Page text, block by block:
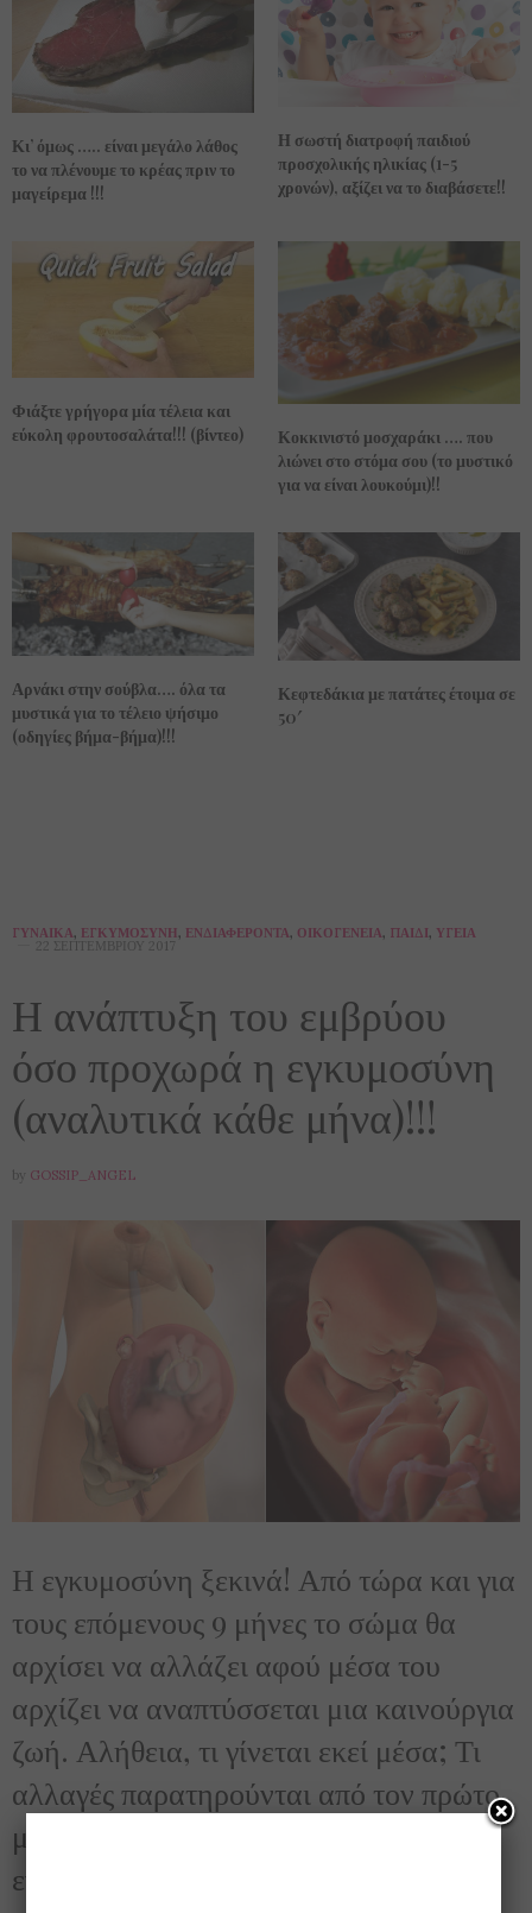
Κι’ όμως ….. είναι μεγάλο λάθος
το να πλένουμε το κρέας πριν το
μαγείρεμα !!!
Η σωστή διατροφή παιδιού
προσχολικής ηλικίας (1-5
χρονών), αξίζει να το διαβάσετε!!
Φιάξτε γρήγορα μία τέλεια και
εύκολη φρουτοσαλάτα!!! (βίντεο)
Κοκκινιστό μοσχαράκι …. που
λιώνει στο στόμα σου (το μυστικό
για να είναι λουκούμι)!!
Αρνάκι στην σούβλα…. όλα τα
μυστικά για το τέλειο ψήσιμο
(οδηγίες βήμα-βήμα)!!!
Κεφτεδάκια με πατάτες έτοιμα σε
50′
ΓΥΝΑΊΚΑ, ΕΓΚΥΜΟΣΎΝΗ, ΕΝΔΙΑΦΈΡΟΝΤΑ, ΟΙΚΟΓΈΝΕΙΑ, ΠΑΙΔΊ, ΥΓΕΊΑ
22 ΣΕΠΤΕΜΒΡΊΟΥ 2017
Η ανάπτυξη του εμβρύου
όσο προχωρά η εγκυμοσύνη
(αναλυτικά κάθε μήνα)!!!
by GOSSIP_ANGEL
Η εγκυμοσύνη ξεκινά! Από τώρα και για
τους επόμενους 9 μήνες το σώμα θα
αρχίσει να αλλάζει αφού μέσα του
αρχίζει να αναπτύσσεται μια καινούργια
ζωή. Αλήθεια, τι γίνεται εκεί μέσα; Τι
αλλαγές παρατηρούνται από τον πρώτο
μήνα και πώς διαμορφώνονται όσο η
εγκυμοσύνη προχωρά;